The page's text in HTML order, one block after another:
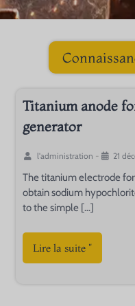
Titanium anode
generator
l'administration - 21
The titanium electrode
obtain sodium
to the simple […]
Lire la suite "